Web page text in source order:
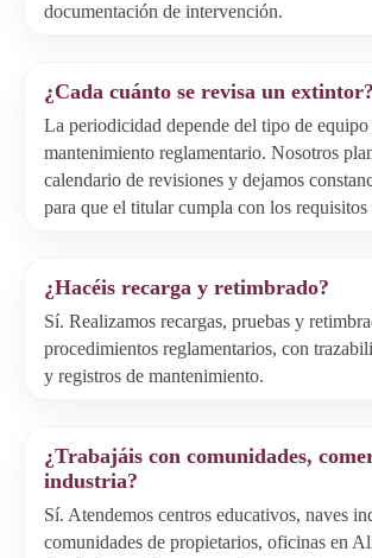
documentación de intervención.
¿Cada cuánto se revisa un extintor?
La periodicidad depende del tipo de
mantenimiento reglamentario. Nosotros
calendario de revisiones y dejamos
para que el titular cumpla con los requisitos
¿Hacéis recarga y retimbrado?
Sí. Realizamos recargas, pruebas y
procedimientos reglamentarios, con
y registros de mantenimiento.
¿Trabajáis con comunidades,
industria?
Sí. Atendemos centros educativos, naves
comunidades de propietarios, oficinas en